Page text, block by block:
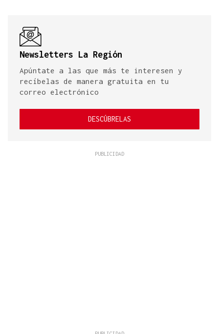
Newsletters La Región
Apúntate a las que más te interesen y
recíbelas de manera gratuita en tu
correo electrónico
DESCÚBRELAS